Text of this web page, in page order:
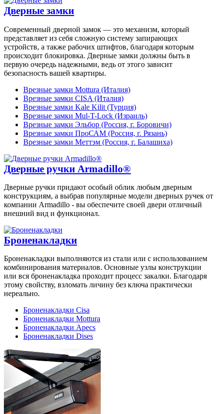
Дверные замки
Современный дверной замок — это механизм, который
представляет из себя сложную систему запирающих
устройств, а также рабочих штифтов, благодаря которым
происходит блокировка. Дверные замки должны быть в
первую очередь надежными, ведь от этого зависит
безопасность вашей квартиры.
Врезные замки Mottura (Италия)
Врезные замки CISA (Италия)
Врезные замки Kale Kilit (Турция)
Врезные замки Mul-T-Lock (Израиль)
Врезные замки Эльбор (Россия, г. Боровичи)
Врезные замки ПроСАМ (Россия, г. Рязань)
Врезные замки Меттэм (Россия, г. Балашиха)
Дверные ручки Armadillo®
Дверные ручки придают особый облик любым дверным
конструкциям, а выбрав популярные модели дверных ручек от
компании Armadillo - вы обеспечите своей двери отличный
внешний вид и функционал.
Броненакладки
Броненакладки выполняются из стали или с использованием
комбинирования материалов. Основные узлы конструкции
или вся броненакладка проходит процесс закалки. Благодаря
этому свойству, взломать личину без ключа практически
нереально.
Броненакладки Cisa
Броненакладки Mottura
Броненакладки Apecs
Броненакладки Dises